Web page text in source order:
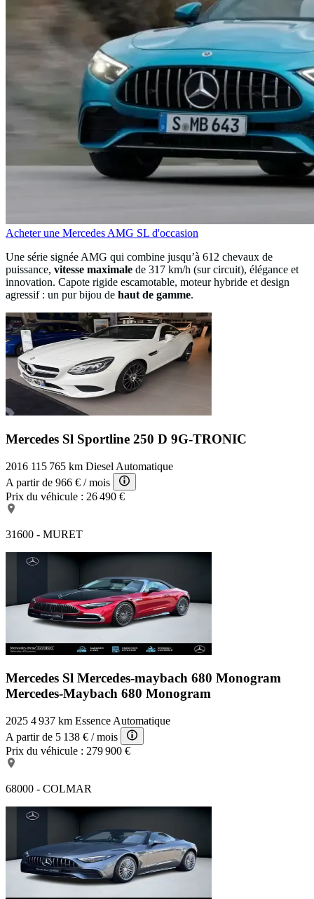
Acheter une Mercedes AMG SL d'occasion
Une série signée AMG qui combine jusqu’à 612 chevaux de
puissance, vitesse maximale de 317 km/h (sur circuit), élégance et
innovation. Capote rigide escamotable, moteur hybride et design
agressif : un pur bijou de haut de gamme.
Mercedes Sl Sportline 250 D 9G-TRONIC
2016 115 765 km Diesel Automatique
A partir de 966 € / mois
Prix du véhicule : 26 490 €
31600 - MURET
Mercedes Sl Mercedes-maybach 680 Monogram
Mercedes-Maybach 680 Monogram
2025 4 937 km Essence Automatique
A partir de 5 138 € / mois
Prix du véhicule : 279 900 €
68000 - COLMAR